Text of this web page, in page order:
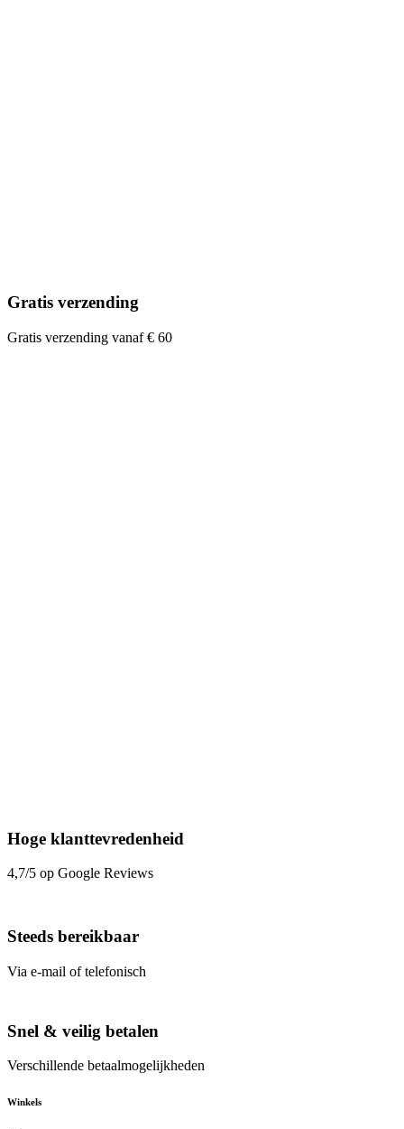
Gratis verzending
Gratis verzending vanaf € 60
Hoge klanttevredenheid
4,7/5 op Google Reviews
Steeds bereikbaar
Via e-mail of telefonisch
Snel & veilig betalen
Verschillende betaalmogelijkheden
Winkels